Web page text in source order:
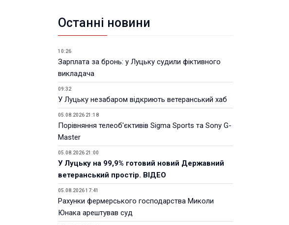
Останні новини
10:26
Зарплата за бронь: у Луцьку судили фіктивного
викладача
09:32
У Луцьку незабаром відкриють ветеранський хаб
05.08.2026 21:18
Порівняння телеоб'єктивів Sigma Sports та Sony G-
Master
05.08.2026 21:00
У Луцьку на 99,9% готовий новий Державний
ветеранський простір. ВІДЕО
05.08.2026 17:41
Рахунки фермерського господарства Миколи
Юнака арештував суд